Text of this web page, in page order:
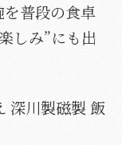
普段の食卓
しみ”にも出
深川製磁製 飯